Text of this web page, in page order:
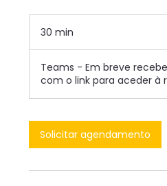
30 min
n
Teams - Em breve
com o link para aceder à
Solicitar agendamento